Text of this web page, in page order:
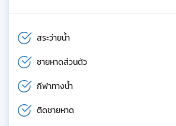
สระว่ายน้ำ
ชายหาดส่วนตัว
กีฬาทางน้ำ
ติดชายหาด